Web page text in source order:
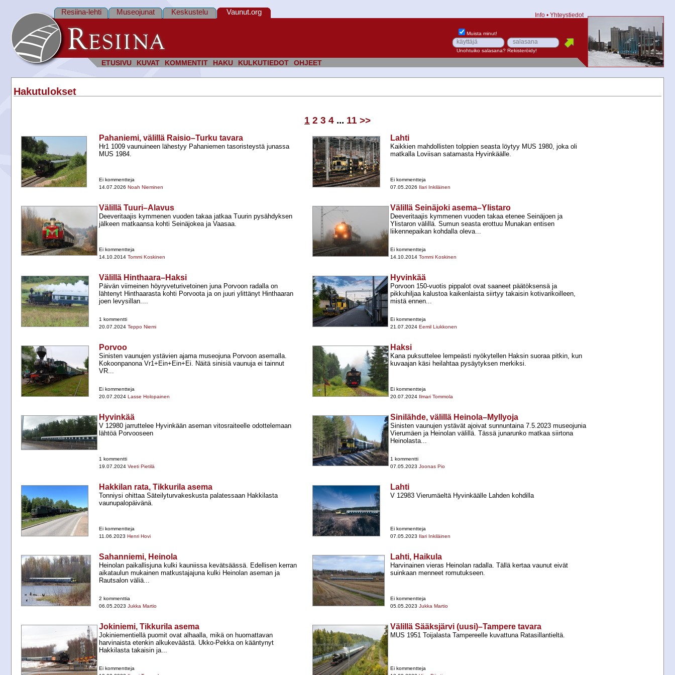
ETUSIVU KUVAT KOMMENTIT HAKU KULKUTIEDOT OHJEET
Resiina-lehti Museojunat Keskustelu Vaunut.org Info • Yhteystiedot
Muista minut!
Unohtuiko salasana? Rekisteröidy!
Hakutulokset
1 2 3 4 ... 11 >>
Pahaniemi, välillä Raisio–Turku tavara
Hr1 1009 vaunuineen lähestyy Pahaniemen tasoristeystä junassa
MUS 1984.
Ei kommentteja
14.07.2026 Noah Nieminen
Lahti
Kaikkien mahdollisten tolppien seasta löytyy MUS 1980, joka oli
matkalla Loviisan satamasta Hyvinkäälle.
Ei kommentteja
07.05.2026 Ilari Inkiläinen
Välillä Tuuri–Alavus
Deeveritaajis kymmenen vuoden takaa jatkaa Tuurin pysähdyksen
jälkeen matkaansa kohti Seinäjokea ja Vaasaa.
Ei kommentteja
14.10.2014 Tommi Koskinen
Välillä Seinäjoki asema–Ylistaro
Deeveritaajis kymmenen vuoden takaa etenee Seinäjoen ja
Ylistaron välillä. Sumun seasta erottuu Munakan entisen
liikennepaikan kohdalla oleva...
Ei kommentteja
14.10.2014 Tommi Koskinen
Välillä Hinthaara–Haksi
Päivän viimeinen höyryveturivetoinen juna Porvoon radalla on
lähtenyt Hinthaarasta kohti Porvoota ja on juuri ylittänyt Hinthaaran
joen levysillan....
1 kommentti
20.07.2024 Teppo Niemi
Hyvinkää
Porvoon 150-​vuotis pippalot ovat saaneet päätöksensä ja
pikkuhiljaa kalustoa kaikenlaista siirtyy takaisin kotivarikoilleen,
mistä ennen...
Ei kommentteja
21.07.2024 Eemil Liukkonen
Porvoo
Sinisten vaunujen ystävien ajama museojuna Porvoon asemalla.
Kokoonpanona Vr1+​Ein+​Ein+​Ei. Näitä sinisiä vaunuja ei tainnut
VR...
Ei kommentteja
20.07.2024 Lasse Holopainen
Haksi
Kana puksuttelee lempeästi nyökytellen Haksin suoraa pitkin, kun
kuvaajan käsi heilahtaa pysäytyksen merkiksi.
Ei kommentteja
20.07.2024 Ilmari Tommola
Hyvinkää
V 12980 jarruttelee Hyvinkään aseman vitosraiteelle odottelemaan
lähtöä Porvooseen
1 kommentti
19.07.2024 Veeti Pietilä
Sinilähde, välillä Heinola–Myllyoja
Sinisten vaunujen ystävät ajoivat sunnuntaina 7.5.2023 museojunia
Vierumäen ja Heinolan välillä. Tässä junarunko matkaa siirtona
Heinolasta...
1 kommentti
07.05.2023 Joonas Pio
Hakkilan rata, Tikkurila asema
Tonniysi ohittaa Säteilyturvakeskusta palatessaan Hakkilasta
vaunupalopäivänä.
Ei kommentteja
11.06.2023 Henri Hovi
Lahti
V 12983 Vierumäeltä Hyvinkäälle Lahden kohdilla
Ei kommentteja
07.05.2023 Ilari Inkiläinen
Sahanniemi, Heinola
Heinolan paikallisjuna kulki kauniissa kevätsäässä. Edellisen kerran
aikataulun mukainen matkustajajuna kulki Heinolan aseman ja
Rautsalon väliä...
2 kommenttia
06.05.2023 Jukka Martio
Lahti, Haikula
Harvinainen vieras Heinolan radalla. Tällä kertaa vaunut eivät
suinkaan menneet romutukseen.
Ei kommentteja
05.05.2023 Jukka Martio
Jokiniemi, Tikkurila asema
Jokiniementiellä puomit ovat alhaalla, mikä on huomattavan
harvinaista etenkin alkukeväästä. Ukko-​Pekka on kääntynyt
Hakkilasta takaisin ja...
Ei kommentteja
Välillä Sääksjärvi (uusi)–Tampere tavara
MUS 1951 Toijalasta Tampereelle kuvattuna Ratasillantieltä.
Ei kommentteja